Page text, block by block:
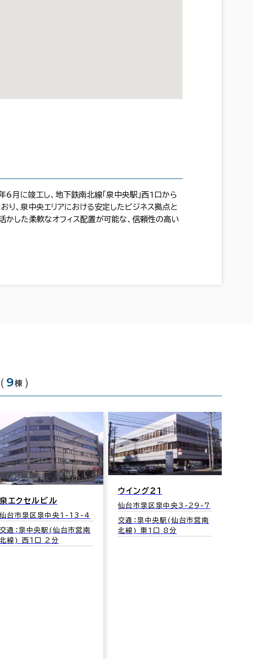
月に竣工し、地下鉄南北線「泉中央駅」西1口から
、泉中央エリアにおける安定したビジネス拠点と
かした柔軟なオフィス配置が可能な、信頼性の高い
（ 9棟 ）
泉エクセルビル
仙台市泉区泉中央1-13-4
交通：泉中央駅(仙台市営南
北線) 西1口 2分
ウイング２１
仙台市泉区泉中央3-29-7
交通：泉中央駅(仙台市営南
北線) 東1口 8分